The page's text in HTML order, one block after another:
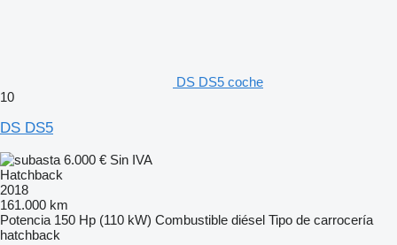
DS DS5 coche
10
DS DS5
6.000 € Sin IVA
Hatchback
2018
161.000 km
Potencia 150 Hp (110 kW) Combustible diésel Tipo de carrocería
hatchback